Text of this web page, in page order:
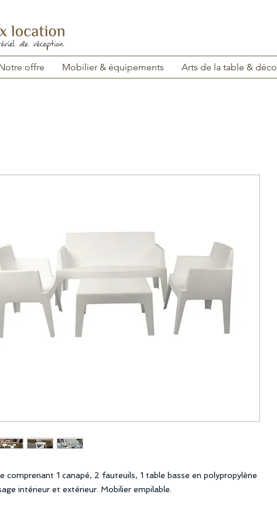
offre Mobilier & équipements Arts de la table & déco
comprenant 1 canapé, 2 fauteuils, 1 table basse en polypropylène
intérieur et extérieur. Mobilier empilable.